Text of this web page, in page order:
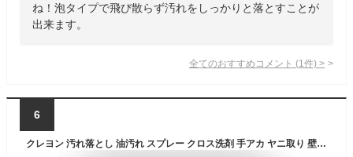
ね！泡タイプで飛び散らず汚れをしっかりと落とすことが
出来ます。
全てのおすすめコメント (1 件) >
6
クレヨン 汚れ落とし 油汚れ スプレー クロス洗剤 手アカ ヤニ取り 壁紙洗剤 植物由来壁紙クロスクリーナー 【代引き・同梱不可】